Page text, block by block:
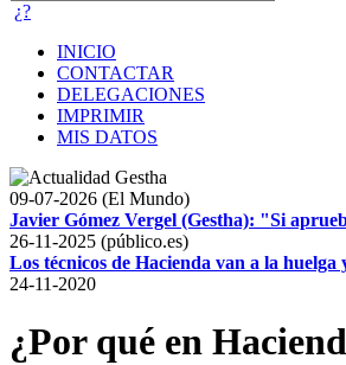
¿?
INICIO
CONTACTAR
DELEGACIONES
IMPRIMIR
MIS DATOS
09-07-2026 (El Mundo)
Javier Gómez Vergel (Gestha): "Si
26-11-2025 (público.es)
Los técnicos de Hacienda van a la
24-11-2020
¿Por qué en